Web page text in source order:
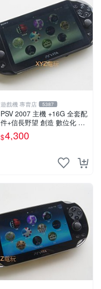
遊戲機 專賣店 5387
PSV 2007 主機 +16G 全套配
件+信長野望 創造 數位化 保
修一年 品質有保障
$4,300